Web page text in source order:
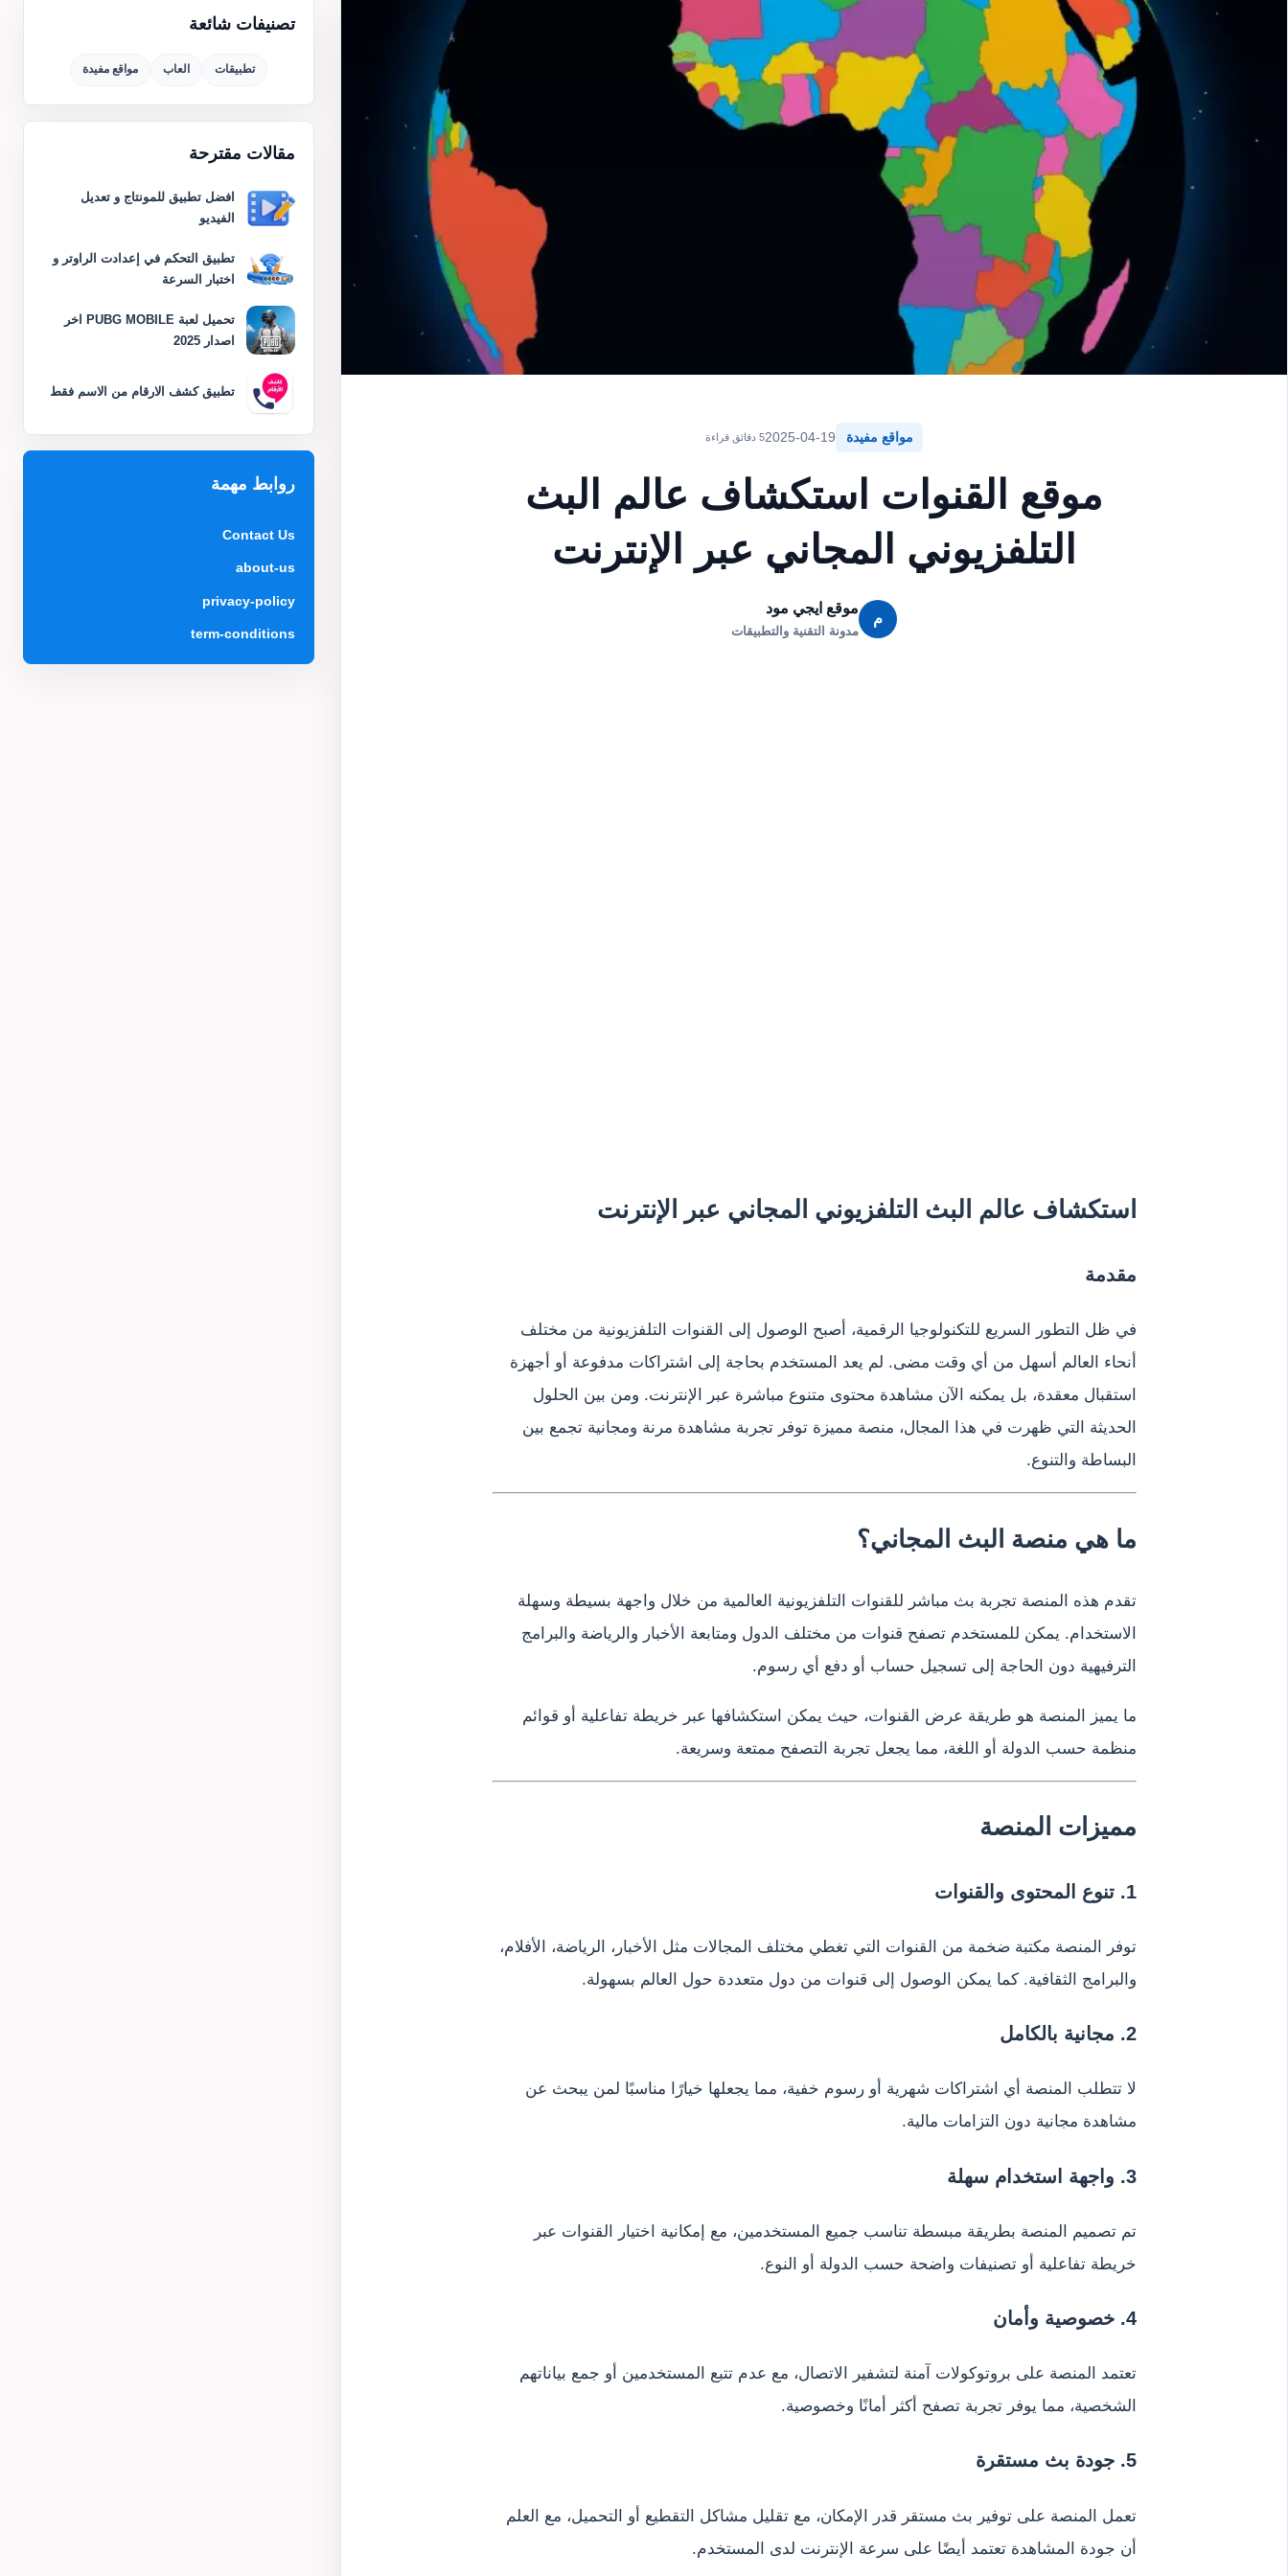
تصنيفات شائعة
تطبيقات العاب مواقع مفيدة
مقالات مقترحة
افضل تطبيق للمونتاج و تعديل
الفيديو
تطبيق التحكم في إعدادت الراوتر و
اختبار السرعة
تحميل لعبة PUBG MOBILE اخر
اصدار 2025
تطبيق كشف الارقام من الاسم فقط
روابط مهمة
Contact Us
about-us
privacy-policy
term-conditions
مواقع مفيدة 2025-04-195 دقائق قراءة
موقع القنوات استكشاف عالم البث
التلفزيوني المجاني عبر الإنترنت
م
موقع ايجي مود
مدونة التقنية والتطبيقات
استكشاف عالم البث التلفزيوني المجاني عبر الإنترنت
مقدمة
في ظل التطور السريع للتكنولوجيا الرقمية، أصبح الوصول إلى القنوات التلفزيونية من مختلف
أنحاء العالم أسهل من أي وقت مضى. لم يعد المستخدم بحاجة إلى اشتراكات مدفوعة أو أجهزة
استقبال معقدة، بل يمكنه الآن مشاهدة محتوى متنوع مباشرة عبر الإنترنت. ومن بين الحلول
الحديثة التي ظهرت في هذا المجال، منصة مميزة توفر تجربة مشاهدة مرنة ومجانية تجمع بين
البساطة والتنوع.
ما هي منصة البث المجاني؟
تقدم هذه المنصة تجربة بث مباشر للقنوات التلفزيونية العالمية من خلال واجهة بسيطة وسهلة
الاستخدام. يمكن للمستخدم تصفح قنوات من مختلف الدول ومتابعة الأخبار والرياضة والبرامج
الترفيهية دون الحاجة إلى تسجيل حساب أو دفع أي رسوم.
ما يميز المنصة هو طريقة عرض القنوات، حيث يمكن استكشافها عبر خريطة تفاعلية أو قوائم
منظمة حسب الدولة أو اللغة، مما يجعل تجربة التصفح ممتعة وسريعة.
مميزات المنصة
1. تنوع المحتوى والقنوات
توفر المنصة مكتبة ضخمة من القنوات التي تغطي مختلف المجالات مثل الأخبار، الرياضة، الأفلام،
والبرامج الثقافية. كما يمكن الوصول إلى قنوات من دول متعددة حول العالم بسهولة.
2. مجانية بالكامل
لا تتطلب المنصة أي اشتراكات شهرية أو رسوم خفية، مما يجعلها خيارًا مناسبًا لمن يبحث عن
مشاهدة مجانية دون التزامات مالية.
3. واجهة استخدام سهلة
تم تصميم المنصة بطريقة مبسطة تناسب جميع المستخدمين، مع إمكانية اختيار القنوات عبر
خريطة تفاعلية أو تصنيفات واضحة حسب الدولة أو النوع.
4. خصوصية وأمان
تعتمد المنصة على بروتوكولات آمنة لتشفير الاتصال، مع عدم تتبع المستخدمين أو جمع بياناتهم
الشخصية، مما يوفر تجربة تصفح أكثر أمانًا وخصوصية.
5. جودة بث مستقرة
تعمل المنصة على توفير بث مستقر قدر الإمكان، مع تقليل مشاكل التقطيع أو التحميل، مع العلم
أن جودة المشاهدة تعتمد أيضًا على سرعة الإنترنت لدى المستخدم.